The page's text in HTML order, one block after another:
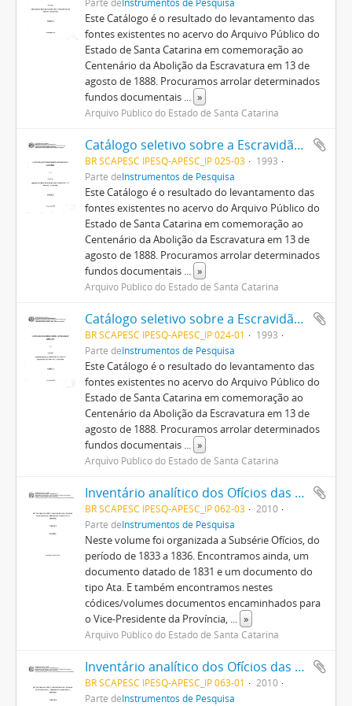
Este Catálogo é o resultado do levantamento das
fontes existentes no acervo do Arquivo Público do
Estado de Santa Catarina em comemoração ao
Centenário da Abolição da Escravatura em 13 de
agosto de 1888. Procuramos arrolar determinados
fundos documentais ... »
Arquivo Público do Estado de Santa Catarina
Catálogo seletivo sobre a Escravidão. Fonte: Ofícios das Chefias da Polícia para Presidência da Província (1863/1866), v. 3
BR SCAPESC IPESQ-APESC_IP 025-03
1993
Parte deInstrumentos de Pesquisa
Este Catálogo é o resultado do levantamento das
fontes existentes no acervo do Arquivo Público do
Estado de Santa Catarina em comemoração ao
Centenário da Abolição da Escravatura em 13 de
agosto de 1888. Procuramos arrolar determinados
fundos documentais ... »
Arquivo Público do Estado de Santa Catarina
Catálogo seletivo sobre a Escravidão. Fonte: Ofícios das Delegacias de Polícia para Presidência da Província (1842/1869), v. 1
BR SCAPESC IPESQ-APESC_IP 024-01
1993
Parte deInstrumentos de Pesquisa
Este Catálogo é o resultado do levantamento das
fontes existentes no acervo do Arquivo Público do
Estado de Santa Catarina em comemoração ao
Centenário da Abolição da Escravatura em 13 de
agosto de 1888. Procuramos arrolar determinados
fundos documentais ... »
Arquivo Público do Estado de Santa Catarina
Inventário analítico dos Ofícios das Câmaras Municipais para Presidência da Província (1833/1836) v. 3
BR SCAPESC IPESQ-APESC_IP 062-03
2010
Parte deInstrumentos de Pesquisa
Neste volume foi organizada a Subsérie Ofícios, do
período de 1833 a 1836. Encontramos ainda, um
documento datado de 1831 e um documento do
tipo Ata. E também encontramos nestes
códices/volumes documentos encaminhados para
o Vice-Presidente da Província, ... »
Arquivo Público do Estado de Santa Catarina
Inventário analítico dos Ofícios das Câmaras Municipais para Presidência da Província (1837/1839), v. 4
BR SCAPESC IPESQ-APESC_IP 063-01
2010
Parte deInstrumentos de Pesquisa